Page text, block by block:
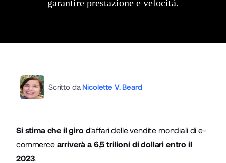
garantire prestazione e velocità.
Scritto da Nicolette V. Beard
Si stima che il giro d'affari delle vendite mondiali di e-
commerce arriverà a 6,5 trilioni di dollari entro il
2023.